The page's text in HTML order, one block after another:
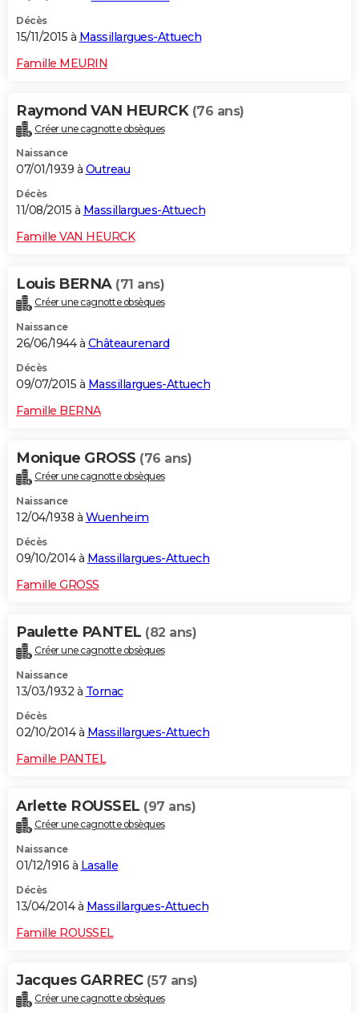
Décès
15/11/2015 à Massillargues-Attuech
Famille MEURIN
Raymond VAN HEURCK (76 ans)
Créer une cagnotte obsèques
Naissance
07/01/1939 à Outreau
Décès
11/08/2015 à Massillargues-Attuech
Famille VAN HEURCK
Louis BERNA (71 ans)
Créer une cagnotte obsèques
Naissance
26/06/1944 à Châteaurenard
Décès
09/07/2015 à Massillargues-Attuech
Famille BERNA
Monique GROSS (76 ans)
Créer une cagnotte obsèques
Naissance
12/04/1938 à Wuenheim
Décès
09/10/2014 à Massillargues-Attuech
Famille GROSS
Paulette PANTEL (82 ans)
Créer une cagnotte obsèques
Naissance
13/03/1932 à Tornac
Décès
02/10/2014 à Massillargues-Attuech
Famille PANTEL
Arlette ROUSSEL (97 ans)
Créer une cagnotte obsèques
Naissance
01/12/1916 à Lasalle
Décès
13/04/2014 à Massillargues-Attuech
Famille ROUSSEL
Jacques GARREC (57 ans)
Créer une cagnotte obsèques